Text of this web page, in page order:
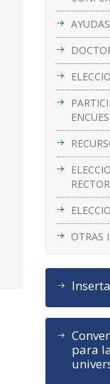
OTRAS
para